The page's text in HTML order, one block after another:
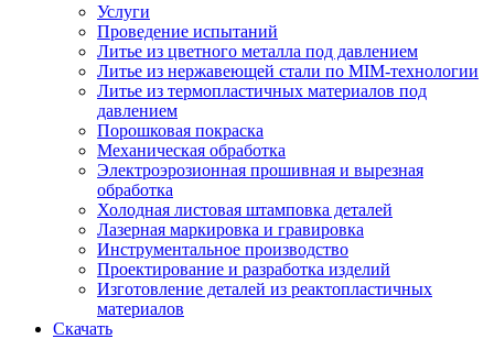
Услуги
Проведение испытаний
Литье из цветного металла под давлением
Литье из нержавеющей стали по MIM-технологии
Литье из термопластичных материалов под
давлением
Порошковая покраска
Механическая обработка
Электроэрозионная прошивная и вырезная
обработка
Холодная листовая штамповка деталей
Лазерная маркировка и гравировка
Инструментальное производство
Проектирование и разработка изделий
Изготовление деталей из реактопластичных
материалов
Скачать